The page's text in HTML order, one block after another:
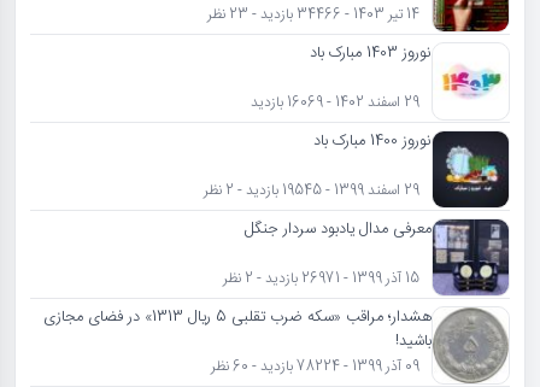
14 تیر 1403 - 34466 بازدید - 23 نظر
نوروز 1403 مبارک باد
29 اسفند 1402 - 16069 بازدید
نوروز 1400 مبارک باد
29 اسفند 1399 - 19545 بازدید - 2 نظر
معرفی مدال یادبود سردار جنگل
15 آذر 1399 - 26971 بازدید - 2 نظر
هشدار؛ مراقب «سکه ضرب تقلبی 5 ریال 1313» در فضای مجازی
باشید!
09 آذر 1399 - 78224 بازدید - 60 نظر